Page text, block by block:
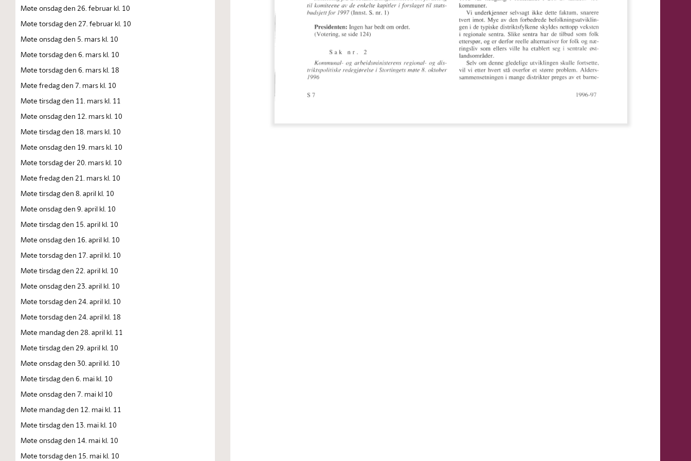
Møte onsdag den 26. februar kl. 10
Møte torsdag den 27. februar kl. 10
Møte onsdag den 5. mars kl. 10
Møte torsdag den 6. mars kl. 10
Møte torsdag den 6. mars kl. 18
Møte fredag den 7. mars kl. 10
Møte tirsdag den 11. mars kl. 11
Møte onsdag den 12. mars kl. 10
Møte tirsdag den 18. mars kl. 10
Møte onsdag den 19. mars kl. 10
Møte torsdag der 20. mars kl. 10
Møte fredag den 21. mars kl. 10
Møte tirsdag den 8. april kl. 10
Møte onsdag den 9. april kl. 10
Møte tirsdag den 15. april kl. 10
Møte onsdag den 16. april kl. 10
Møte torsdag den 17. april kl. 10
Møte tirsdag den 22. april kl. 10
Møte onsdag den 23. april kl. 10
Møte torsdag den 24. april kl. 10
Møte torsdag den 24. april kl. 18
Møte mandag den 28. april kl. 11
Møte tirsdag den 29. april kl. 10
Møte onsdag den 30. april kl. 10
Møte tirsdag den 6. mai kl. 10
Møte onsdag den 7. mai kl 10
Møte mandag den 12. mai kl. 11
Møte tirsdag den 13. mai kl. 10
Møte onsdag den 14. mai kl. 10
Møte torsdag den 15. mai kl. 10